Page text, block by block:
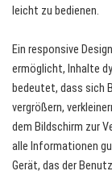
leicht zu bedienen.
Ein responsive
ermöglicht, Inhalte
bedeutet, dass sich
vergrößern,
dem Bildschirm zur
alle Informationen
Gerät, das der